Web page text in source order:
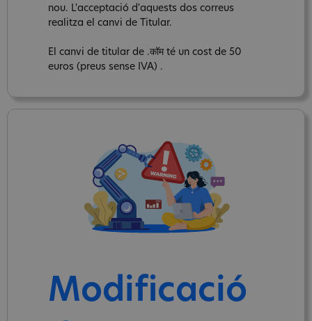
nou. L'acceptació d'aquests dos correus
realitza el canvi de Titular.
El canvi de titular de .कॉम té un cost de 50
euros (preus sense IVA) .
Modificació